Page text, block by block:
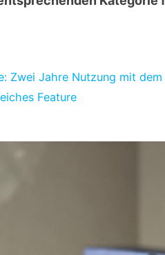
Zwei Jahre Nutzung mit
Feature